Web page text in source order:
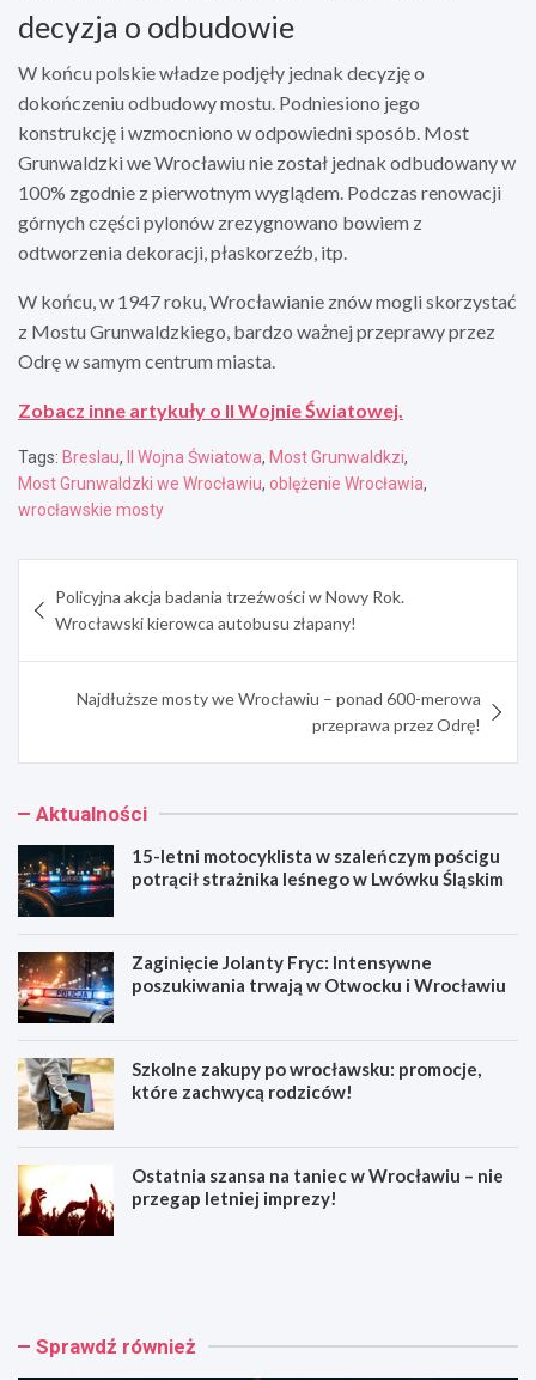
decyzja o odbudowie
W końcu polskie władze podjęły jednak decyzję o
dokończeniu odbudowy mostu. Podniesiono jego
konstrukcję i wzmocniono w odpowiedni sposób. Most
Grunwaldzki we Wrocławiu nie został jednak odbudowany w
100% zgodnie z pierwotnym wyglądem. Podczas renowacji
górnych części pylonów zrezygnowano bowiem z
odtworzenia dekoracji, płaskorzeźb, itp.
W końcu, w 1947 roku, Wrocławianie znów mogli skorzystać
z Mostu Grunwaldzkiego, bardzo ważnej przeprawy przez
Odrę w samym centrum miasta.
Zobacz inne artykuły o II Wojnie Światowej.
Tags: Breslau, II Wojna Światowa, Most Grunwaldkzi,
Most Grunwaldzki we Wrocławiu, oblężenie Wrocławia,
wrocławskie mosty
wpisu
Policyjna akcja badania trzeźwości w Nowy Rok.
Wrocławski kierowca autobusu złapany!
Najdłuższe mosty we Wrocławiu – ponad 600-merowa
przeprawa przez Odrę!
Aktualności
15-letni motocyklista w szaleńczym pościgu
potrącił strażnika leśnego w Lwówku Śląskim
Zaginięcie Jolanty Fryc: Intensywne
poszukiwania trwają w Otwocku i Wrocławiu
Szkolne zakupy po wrocławsku: promocje,
które zachwycą rodziców!
Ostatnia szansa na taniec w Wrocławiu – nie
przegap letniej imprezy!
1
t
Z
i
Sprawdź również